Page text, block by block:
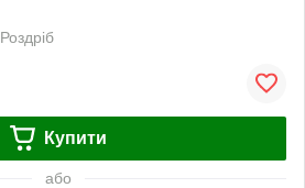
Роздріб
Купити
або